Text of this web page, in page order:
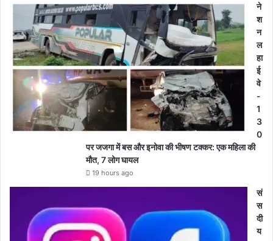
ने
श
न
ल
हा
ई
वे
-
1
3
0
पर जजगा में बस और इनोवा की भीषण टक्कर: एक महिला की
मौत, 7 लोग घायल
19 hours ago
सं
स
दी
य